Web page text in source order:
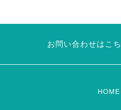
河合くんが来てくれました
お問い合わせはこ
HOME